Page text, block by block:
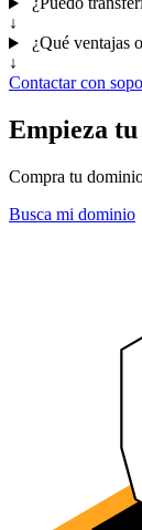
↓
¿Qué ventajas
↓
Contactar con
Empieza
Compra tu
Busca mi dominio